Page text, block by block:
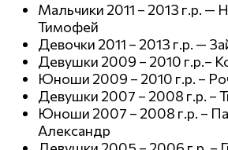
Мальчики 2011 – 2013 г.р. —
Тимофей
Девочки 2011 – 2013 г.р. —
Девушки 2009 – 2010 г.р.–
Юноши 2009 – 2010 г.р. –
Девушки 2007 – 2008 г.р. –
Юноши 2007 – 2008 г.р. –
Александр